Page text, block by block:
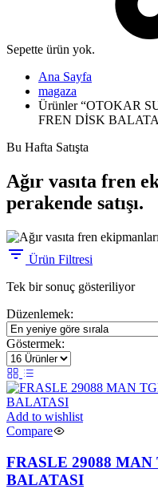
Sepette ürün yok.
Ana Sayfa
magaza
Ürünler “OTOKAR
FREN DİSK
Bu Hafta Satışta
Ağır vasıta fren
perakende satışı.
Ürün Filtresi
Tek bir sonuç gösteriliyor
Düzenlemek:
Göstermek:
Add to wishlist
Compare
FRASLE 29088 MAN
BALATASI